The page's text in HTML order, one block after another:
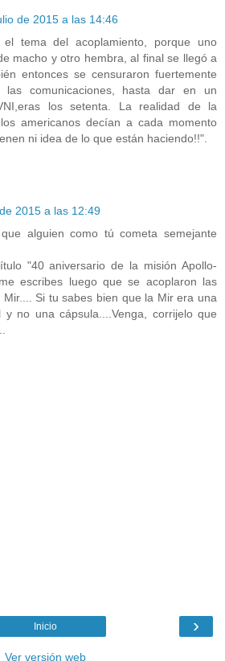
de 2015 a las 14:46
el tema del acoplamiento, porque uno
macho y otro hembra, al final se llegó a
entonces se censuraron fuertemente
comunicaciones, hasta dar en un
los setenta. La realidad de la
americanos decían a cada momento
ni idea de lo que están haciendo!!".
2015 a las 12:49
alguien como tú cometa semejante
"40 aniversario de la misión Apollo-
escribes luego que se acoplaron las
Mir.... Si tu sabes bien que la Mir era una
y no una cápsula....Venga, corrijelo que
›
Inicio
Ver versión web